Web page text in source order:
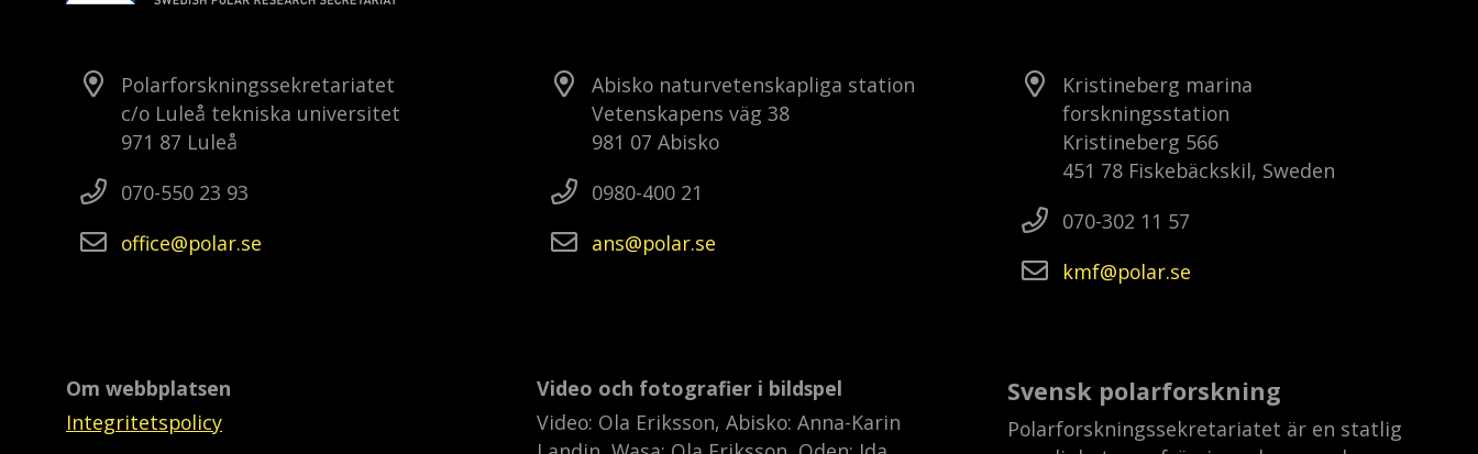
Polarforskningssekretariatet
c/o Luleå tekniska universitet
971 87 Luleå
070-550 23 93
office
polar se
Abisko naturvetenskapliga station
Vetenskapens väg 38
981 07 Abisko
0980-400 21
ans
polar se
Kristineberg marina
forskningsstation
Kristineberg 566
451 78 Fiskebäckskil, Sweden
070-302 11 57
kmf
polar se
Om webbplatsen
Integritetspolicy
Video och fotografier i bildspel
Video: Ola Eriksson, Abisko: Anna-Karin
Svensk polarforskning
Polarforskningssekretariatet är en statlig